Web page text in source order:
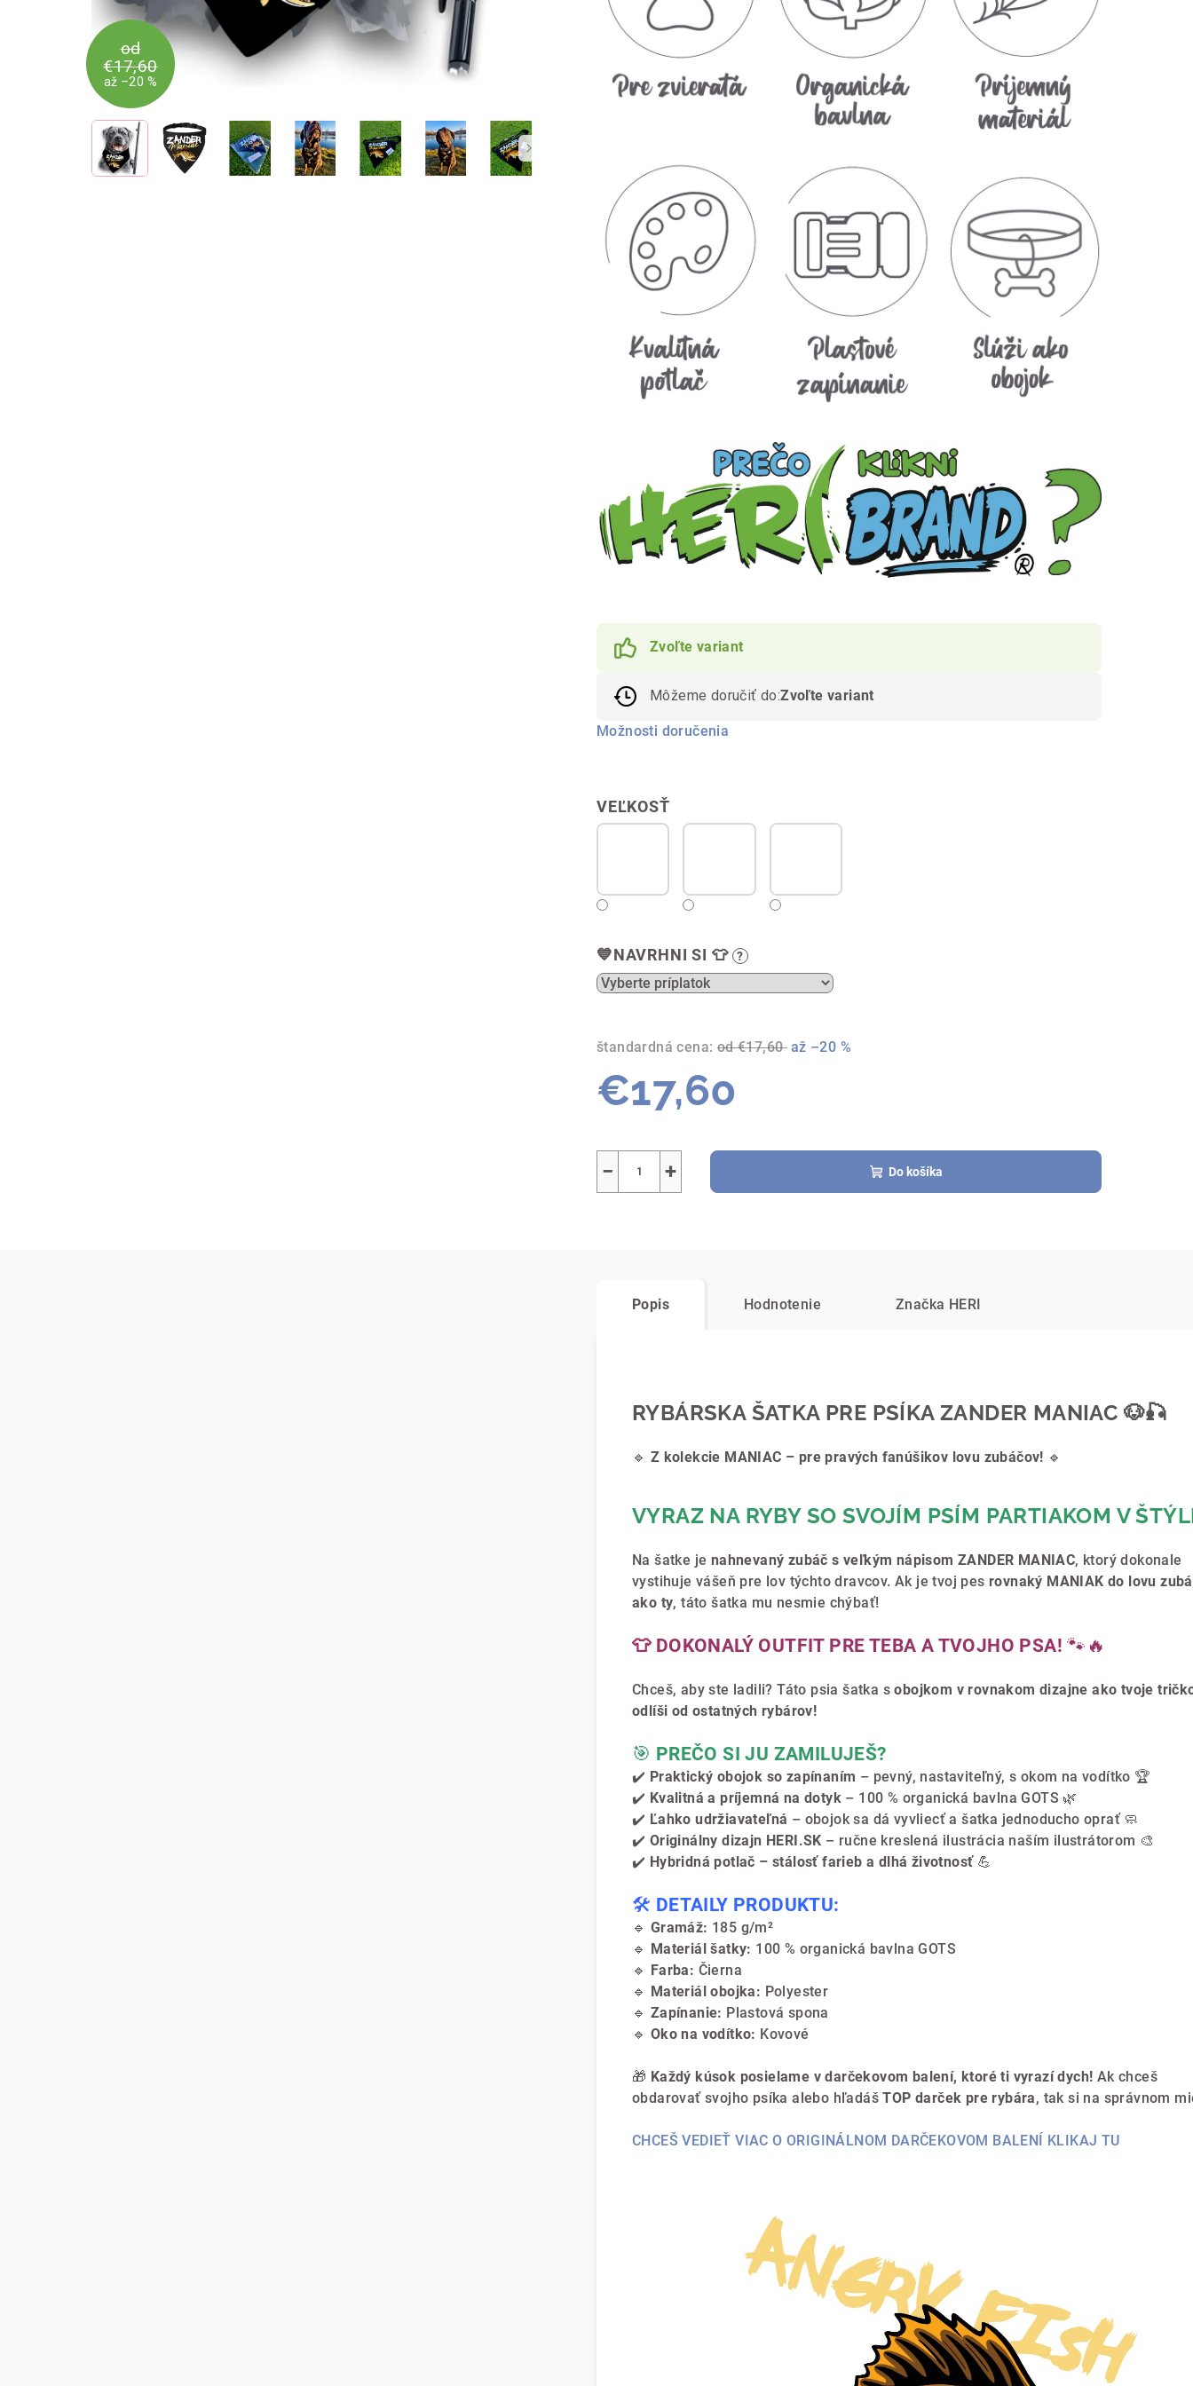
VEĽKOSŤ
💙NAVRHNI SI 👕 ?
štandardná cena: od €17,60 až –20 %
€17,60
cena:
Zvoľte variant
Môžeme doručiť do:Zvoľte variant
Možnosti doručenia
+
− Do košíka
od
€17,60
až –20 %
Popis Hodnotenie Značka HERI
RYBÁRSKA ŠATKA PRE PSÍKA ZANDER MANIAC 🐶🎣
🔹 Z kolekcie MANIAC – pre pravých fanúšikov lovu zubáčov! 🔹
VYRAZ NA RYBY SO SVOJÍM PSÍM PARTIAKOM V
Na šatke je nahnevaný zubáč s veľkým nápisom ZANDER MANIAC, ktorý dokonale
vystihuje vášeň pre lov týchto dravcov. Ak je tvoj pes rovnaký MANIAK do lovu
ako ty, táto šatka mu nesmie chýbať!
👕 DOKONALÝ OUTFIT PRE TEBA A TVOJHO PSA! 🐾🔥
Chceš, aby ste ladili? Táto psia šatka sobojkom v rovnakom dizajne ako tvoje
odlíši od ostatných rybárov!
🎯 PREČO SI JU ZAMILUJEŠ?
✔️ Praktický obojok so zapínaním – pevný, nastaviteľný, s okom na vodítko 🏆
✔️ Kvalitná a príjemná na dotyk – 100 % organická bavlna GOTS 🌿
✔️ Ľahko udržiavateľná – obojok sa dá vyvliecť a šatka jednoducho oprať 🧼
✔️ Originálny dizajn HERI.SK – ručne kreslená ilustrácia naším ilustrátorom 🎨
✔️ Hybridná potlač – stálosť farieb a dlhá životnosť💪
🛠️ DETAILY PRODUKTU:
🔹 Gramáž: 185 g/m²
🔹 Materiál šatky: 100 % organická bavlna GOTS
🔹 Farba: Čierna
🔹 Materiál obojka: Polyester
🔹 Zapínanie: Plastová spona
🔹 Oko na vodítko: Kovové
🎁 Každý kúsok posielame v darčekovom balení, ktoré ti vyrazí dych! Ak chceš
obdarovať svojho psíka alebo hľadášTOP darček pre rybára, tak si na správnom
CHCEŠ VEDIEŤ VIAC O ORIGINÁLNOM DARČEKOVOM BALENÍ KLIKAJ TU